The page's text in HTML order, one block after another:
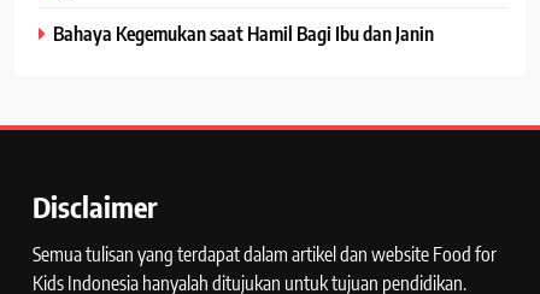
Bahaya Kegemukan saat Hamil Bagi Ibu dan Janin
Disclaimer
Semua tulisan yang terdapat dalam artikel dan website Food for
Kids Indonesia hanyalah ditujukan untuk tujuan pendidikan.